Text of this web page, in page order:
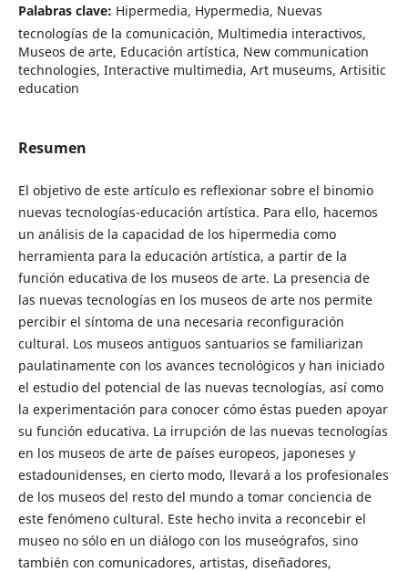
Palabras clave: Hipermedia, Hypermedia, Nuevas
tecnologías de la comunicación, Multimedia interactivos,
Museos de arte, Educación artística, New communication
technologies, Interactive multimedia, Art museums, Artisitic
education
Resumen
El objetivo de este artículo es reflexionar sobre el binomio
nuevas tecnologías-educación artística. Para ello, hacemos
un análisis de la capacidad de los hipermedia como
herramienta para la educación artística, a partir de la
función educativa de los museos de arte. La presencia de
las nuevas tecnologías en los museos de arte nos permite
percibir el síntoma de una necesaria reconfiguración
cultural. Los museos antiguos santuarios se familiarizan
paulatinamente con los avances tecnológicos y han iniciado
el estudio del potencial de las nuevas tecnologías, así como
la experimentación para conocer cómo éstas pueden apoyar
su función educativa. La irrupción de las nuevas tecnologías
en los museos de arte de países europeos, japoneses y
estadounidenses, en cierto modo, llevará a los profesionales
de los museos del resto del mundo a tomar conciencia de
este fenómeno cultural. Este hecho invita a reconcebir el
museo no sólo en un diálogo con los museógrafos, sino
también con comunicadores, artistas, diseñadores,